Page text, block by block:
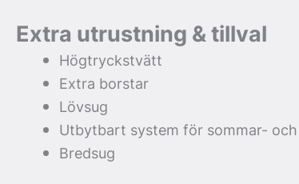
Extra utrustning & tillval
Högtryckstvätt
Extra borstar
Lövsug
Utbytbart system för sommar-
Bredsug